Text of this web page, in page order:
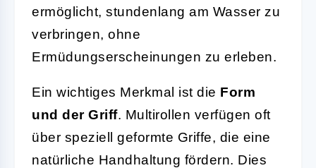
ermöglicht, stundenlang am Wasser zu
verbringen, ohne
Ermüdungserscheinungen zu erleben.
Ein wichtiges Merkmal ist die Form
und der Griff. Multirollen verfügen oft
über speziell geformte Griffe, die eine
natürliche Handhaltung fördern. Dies